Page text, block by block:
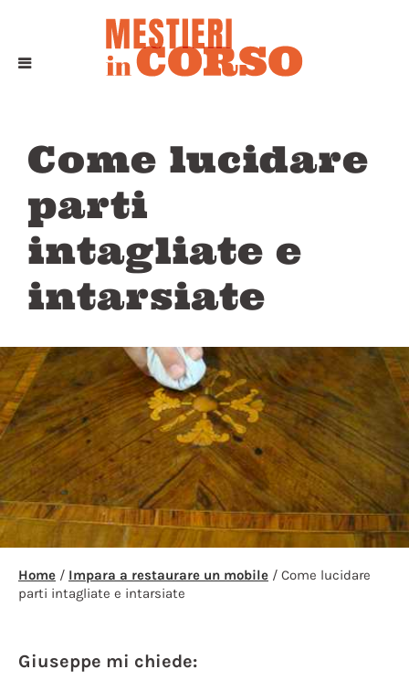
Come lucidare
parti
intagliate e
intarsiate
Home / Impara a restaurare un mobile / Come lucidare
parti intagliate e intarsiate
Giuseppe mi chiede: